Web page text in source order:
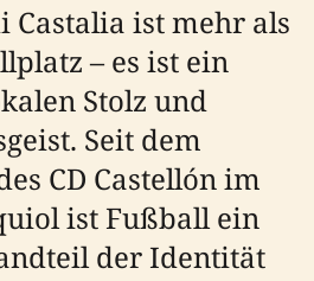
Castalia ist mehr als
– es ist ein
Stolz und
Seit dem
CD Castellón im
ist Fußball ein
der Identität